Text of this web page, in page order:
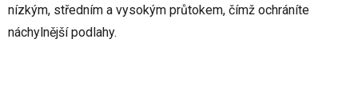
nízkým, středním a vysokým průtokem, čímž ochráníte
náchylnější podlahy.